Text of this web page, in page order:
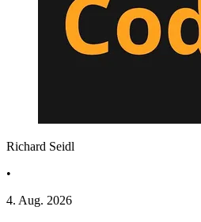
Richard Seidl
•
4. Aug. 2026